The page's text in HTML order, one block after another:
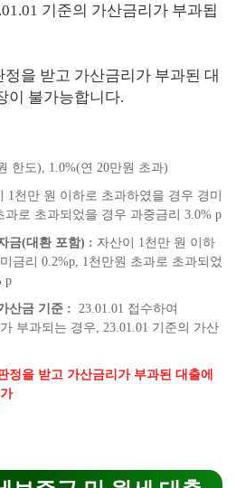
기준의 가산금리가 부과됩
을 받고 가산금리가 부과된 대
이 불가능합니다.
한도), 1.0%(연 20만원 초과)
1천만 원 이하로 초과하였을 경우 경미
과로 초과되었을 경우 과중금리 3.0% p
금(대환 포함) : 자산이 1천만 원 이하
금리 0.2%p, 1천만원 초과로 초과되었
p
산금 기준 : 23.01.01 접수하여
부과되는 경우, 23.01.01 기준의 가산
정을 받고 가산금리가 부과된 대출에